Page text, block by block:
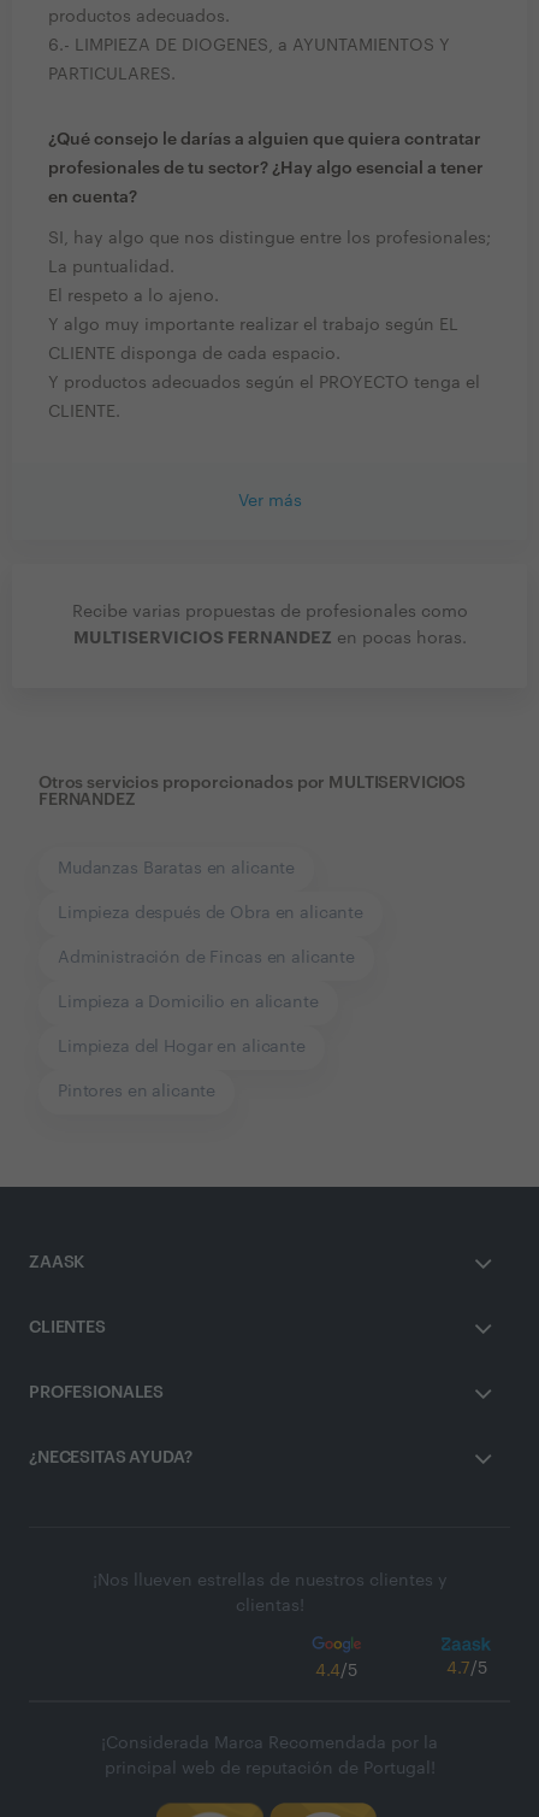
productos adecuados.
6.- LIMPIEZA DE DIOGENES, a AYUNTAMIENTOS Y
PARTICULARES.
¿Qué consejo le darías a alguien que quiera contratar
profesionales de tu sector? ¿Hay algo esencial a tener
en cuenta?
SI, hay algo que nos distingue entre los profesionales;
La puntualidad.
El respeto a lo ajeno.
Y algo muy importante realizar el trabajo según EL
CLIENTE disponga de cada espacio.
Y productos adecuados según el PROYECTO tenga el
CLIENTE.
Ver más
Recibe varias propuestas de profesionales como
MULTISERVICIOS FERNANDEZ en pocas horas.
Otros servicios proporcionados por MULTISERVICIOS
FERNANDEZ
Mudanzas Baratas en alicante
Limpieza después de Obra en alicante
Administración de Fincas en alicante
Limpieza a Domicilio en alicante
Limpieza del Hogar en alicante
Pintores en alicante
ZAASK
CLIENTES
PROFESIONALES
¿NECESITAS AYUDA?
¡Nos llueven estrellas de nuestros clientes y
clientas!
4.4/5 4.7/5
¡Considerada Marca Recomendada por la
principal web de reputación de Portugal!